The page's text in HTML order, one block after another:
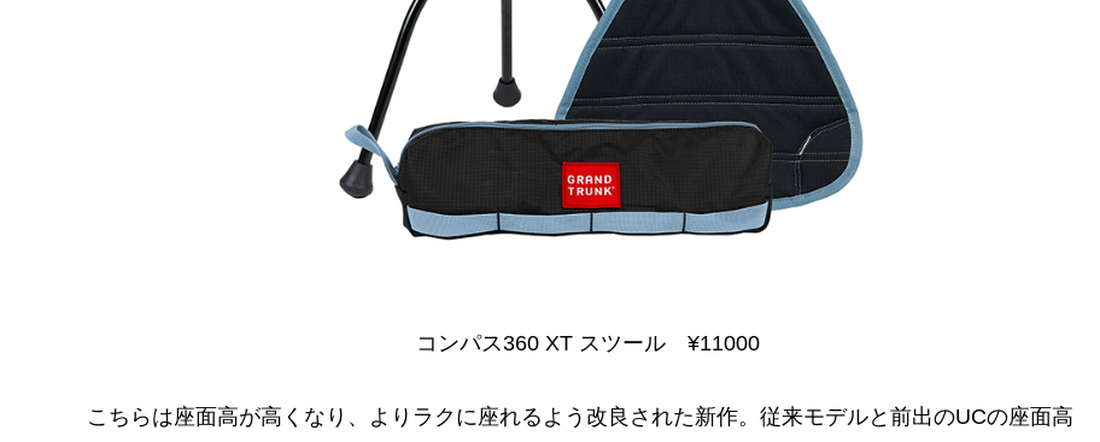
コンパス360 XT スツール ¥11000
こちらは座面高が高くなり、よりラクに座れるよう改良された新作。従来モデルと前出のUCの座面高